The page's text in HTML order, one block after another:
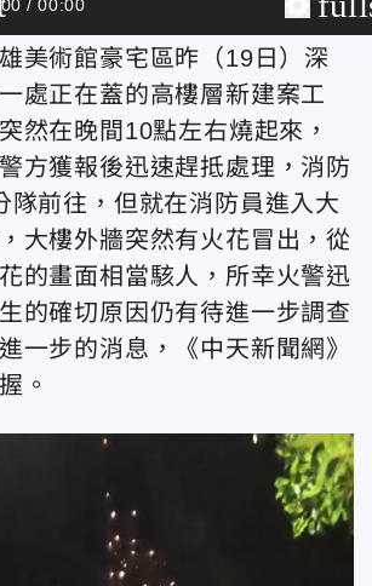
00:00
美術館豪宅區昨（19日）深
處正在蓋的高樓層新建案工
然在晚間10點左右燒起來，
方獲報後迅速趕抵處理，消防
隊前往，但就在消防員進入大
大樓外牆突然有火花冒出，從
的畫面相當駭人，所幸火警迅
的確切原因仍有待進一步調查
一步的消息，《中天新聞網》
。